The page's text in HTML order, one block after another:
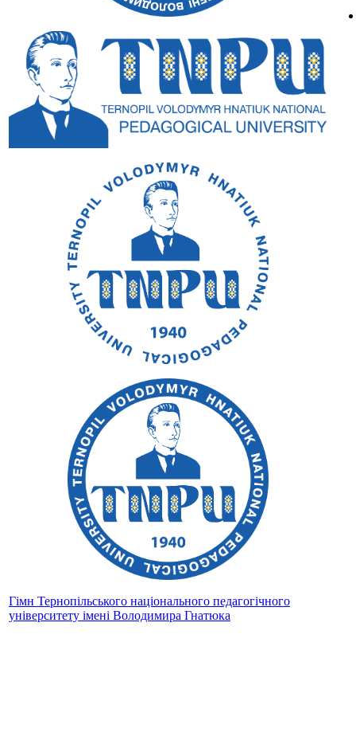
Гімн Тернопільського національного педагогічного
університету імені Володимира Гнатюка